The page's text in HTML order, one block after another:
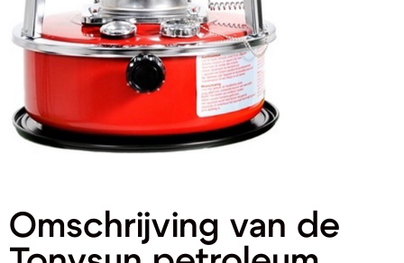
Omschrijving van de